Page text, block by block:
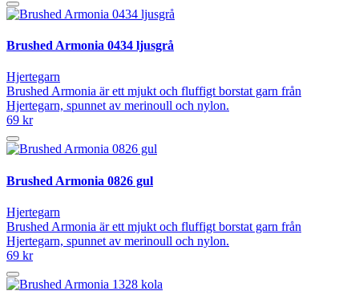
Brushed Armonia 0434 ljusgrå
Hjertegarn
Brushed Armonia är ett mjukt och fluffigt borstat garn från
Hjertegarn, spunnet av merinoull och nylon.
69 kr
Brushed Armonia 0826 gul
Hjertegarn
Brushed Armonia är ett mjukt och fluffigt borstat garn från
Hjertegarn, spunnet av merinoull och nylon.
69 kr